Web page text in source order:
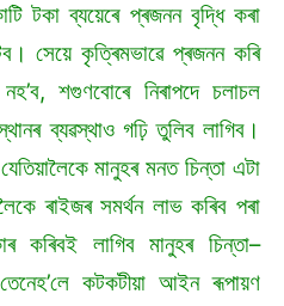
টকা ব্যয়েৰে প্ৰজনন বৃদ্ধি কৰা
সেয়ে কৃত্ৰিমভাৱে প্ৰজনন কৰি
শগুণবোৰে নিৰাপদে চলাচল
ব্যৱস্থাও গঢ়ি তুলিব লাগিব।
মানুহৰ মনত চিন্তা এটা
ৰাইজৰ সমৰ্থন লাভ কৰিব পৰা
কৰিবই লাগিব মানুহৰ চিন্তা–
কটকটীয়া আইন ৰূপায়ণ